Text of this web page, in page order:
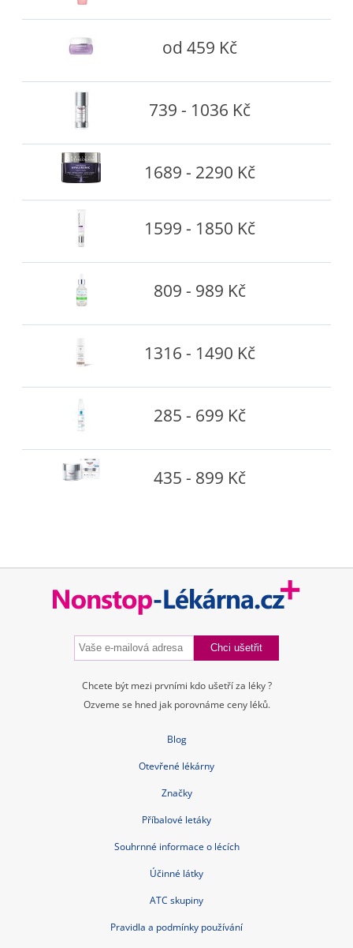
od 459 Kč
739 - 1036 Kč
1689 - 2290 Kč
1599 - 1850 Kč
809 - 989 Kč
1316 - 1490 Kč
285 - 699 Kč
435 - 899 Kč
Chcete být mezi prvními kdo ušetří za léky ?
Ozveme se hned jak porovnáme ceny léků.
Blog
Otevřené lékárny
Značky
Příbalové letáky
Souhrnné informace o lécích
Účinné látky
ATC skupiny
Pravidla a podmínky používání